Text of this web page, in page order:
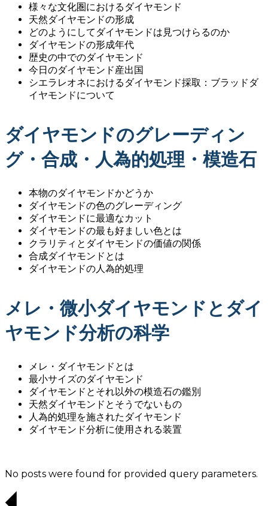
様々な文化圏におけるダイヤモンド
天然ダイヤモンドの形成
どのようにしてダイヤモンドは見つけらるのか
ダイヤモンドの形成年代
歴史の中でのダイヤモンド
今日のダイヤモンド産出国
シエラレオネにおけるダイヤモンド採取：ブラッドダ
イヤモンドについて
ダイヤモンドのグレーディン
グ・合成・人為的処理・模造石
本物のダイヤモンドかどうか
ダイヤモンドの色のグレーディング
ダイヤモンドに最適なカット
ダイヤモンドの最も好ましい色とは
クラリティとダイヤモンドの価値の関係
合成ダイヤモンドとは
ダイヤモンドの人為的処理
メレ・微小ダイヤモンドとダイ
ヤモンド分析の科学
メレ・ダイヤモンドとは
最小サイズのダイヤモンド
ダイヤモンドとそれ以外の模造石の鑑別
天然ダイヤモンドとそうでないもの
人為的処理を施されたダイヤモンド
ダイヤモンド分析に使用される装置
No posts were found for provided query parameters.